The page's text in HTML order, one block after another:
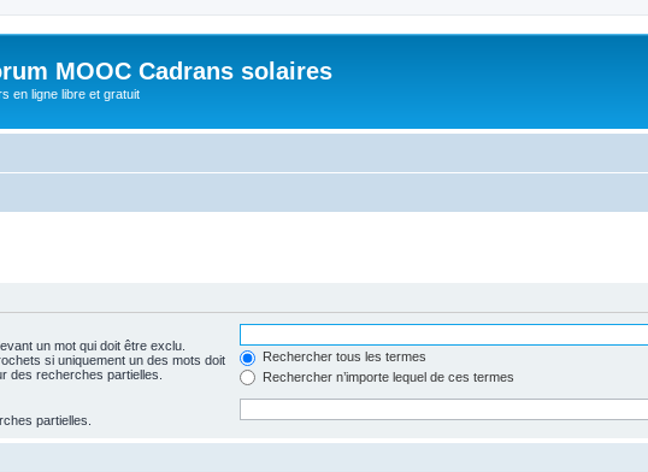
MOOC Cadrans solaires
en ligne libre et gratuit
un mot qui doit être exclu.
si uniquement un des mots doit
des recherches partielles.
Rechercher tous les termes
Rechercher n’importe lequel de ces termes
partielles.